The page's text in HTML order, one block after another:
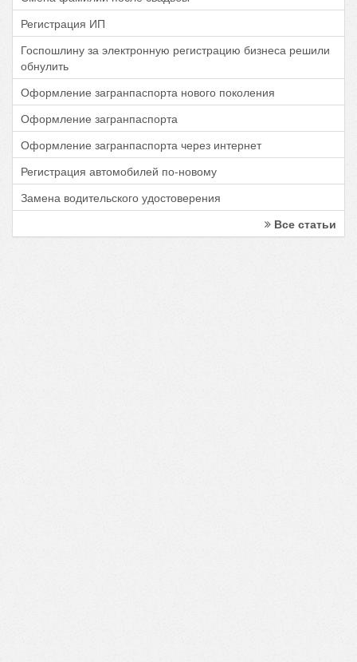
Регистрация ИП
Госпошлину за электронную регистрацию бизнеса решили
обнулить
Оформление загранпаспорта нового поколения
Оформление загранпаспорта
Оформление загранпаспорта через интернет
Регистрация автомобилей по-новому
Замена водительского удостоверения
Все статьи